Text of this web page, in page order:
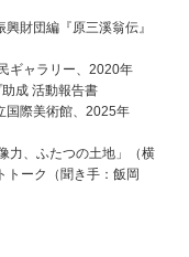
財団編『原三溪翁伝』
ギャラリー、2020年
成 活動報告書
国際美術館、2025年
力、ふたつの土地」（横
トーク（聞き手：飯岡